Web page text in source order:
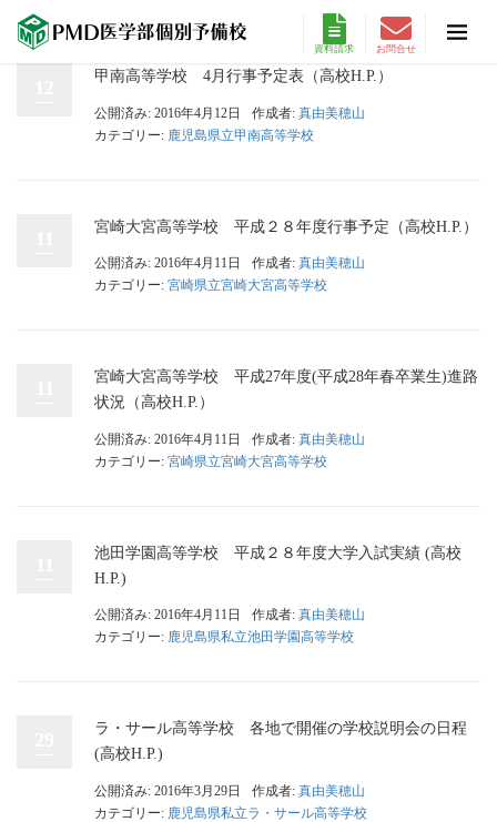
お問合せ
資料請求
甲南高等学校 4月行事予定表（高校H.P.）
公開済み: 2016年4月12日 作成者: 真由美穂山
カテゴリー: 鹿児島県立甲南高等学校
宮崎大宮高等学校 平成２８年度行事予定（高校H.P.）
公開済み: 2016年4月11日 作成者: 真由美穂山
カテゴリー: 宮崎県立宮崎大宮高等学校
宮崎大宮高等学校 平成27年度(平成28年春卒業生)進路
状況（高校H.P.）
公開済み: 2016年4月11日 作成者: 真由美穂山
カテゴリー: 宮崎県立宮崎大宮高等学校
池田学園高等学校 平成２８年度大学入試実績 (高校
H.P.)
公開済み: 2016年4月11日 作成者: 真由美穂山
カテゴリー: 鹿児島県私立池田学園高等学校
ラ・サール高等学校 各地で開催の学校説明会の日程
(高校H.P.)
公開済み: 2016年3月29日 作成者: 真由美穂山
カテゴリー: 鹿児島県私立ラ・サール高等学校